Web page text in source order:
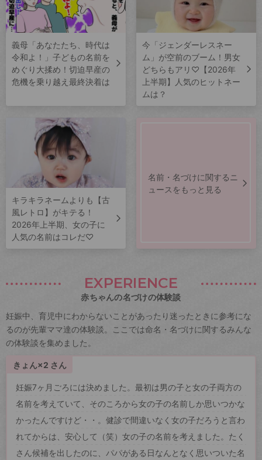
義母「あなたたち、時代は
令和よ！」子どもの名前を
めぐり大揉め！切迫早産の
危機を乗り越え最終決着は
今「ジェンダーレスネー
ム」が空前のブーム！男女
どちらもアリ♡【2026年
上半期】人気のヒットネー
ムは？
キラキラネームよりも【古
風レトロ】がキテる！
2026年上半期、女の子に
人気の名前はコレだ♡
名前・名づけに関するニ
ュースをもっと見る
EXPERIENCE
赤ちゃんの名づけの体験談
妊娠中、育児中にわからないことがあったり迷ったときに参考にな
るのが先輩ママ達の体験談。ここでは命名・名づけに関するみんな
の体験談を集めました。
きょん×2 さん
妊娠7ヶ月ごろには決めました。最初は男の子と女の子両方の
名前を考えていて、そのころから女の子の名前しか思いつかな
かったんですけど・・。健診で間違いなく女の子だろうと言わ
れてからは、安心して（笑）女の子の名前を考えました。たく
さん候補を出したのに、パパがある日なんとなく思いついた名